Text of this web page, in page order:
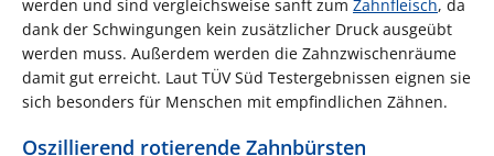
werden und sind vergleichsweise sanft zum Zahnfleisch, da
dank der Schwingungen kein zusätzlicher Druck ausgeübt
werden muss. Außerdem werden die Zahnzwischenräume
damit gut erreicht. Laut TÜV Süd Testergebnissen eignen sie
sich besonders für Menschen mit empfindlichen Zähnen.
Oszillierend rotierende Zahnbürsten